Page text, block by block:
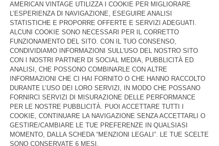
PANTALONI DA JOGGING BAMBINI
IZUBIRD
CALZINI BAMBINI CLYPSUN
T-SHIRT BAMBINI YKOBOW
BACK IN STOCK
€ 40
CALZINI BAMBINI CLYPSUN
€ 15
FELPA BAMINI IZUBIRD
BACK IN STOCK
€ 65
PANTALONI BAMBINI PADOW
€ 80
T-SHIRT BAMBINI SONOMA